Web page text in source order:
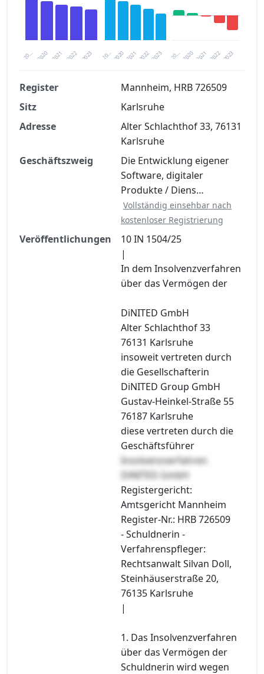
20… 2021 2023
2020 2022 20… 2021 2023
2020 2022 20… 2021 2023
2020 2022
Finanzkennzahlen nach kostenloser
Registrierung verfügbar
Jetzt kostenlos registrieren
Register
Mannheim, HRB 726509
Sitz
Karlsruhe
Adresse
Alter Schlachthof 33, 76131
Karlsruhe
Geschäftszweig
Die Entwicklung eigener
Software, digitaler
Produkte / Diens…
Vollständig einsehbar nach
kostenloser Registrierung
Veröffentlichungen
10 IN 1504/25
|
In dem Insolvenzverfahren
über das Vermögen der
DiNITED GmbH
Alter Schlachthof 33
76131 Karlsruhe
insoweit vertreten durch
die Gesellschafterin
DiNITED Group GmbH
Gustav-Heinkel-Straße 55
76187 Karlsruhe
diese vertreten durch die
Geschäftsführer
Insolvenzverfahren
DiNITED GmbH
Registergericht:
Amtsgericht Mannheim
Register-Nr.: HRB 726509
- Schuldnerin -
Verfahrenspfleger:
Rechtsanwalt Silvan Doll,
Steinhäuserstraße 20,
76135 Karlsruhe
|
1. Das Insolvenzverfahren
über das Vermögen der
Schuldnerin wird wegen